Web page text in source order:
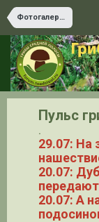
Фотогалерея
Пульс
.
29.07: На
20.07:
20.07: А